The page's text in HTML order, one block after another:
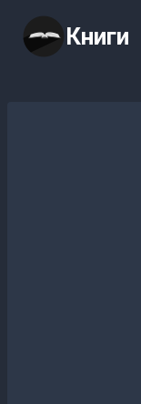
содержимому
Книги